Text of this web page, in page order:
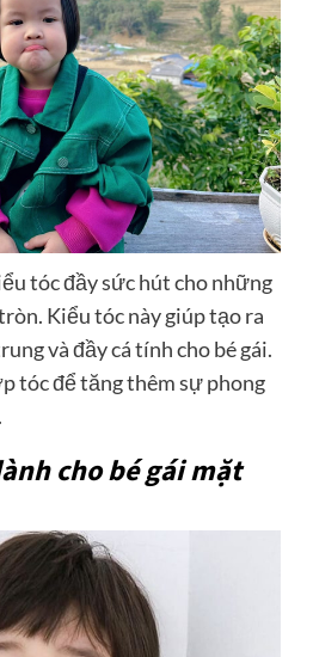
tóc đầy sức hút cho những
Kiểu tóc này giúp tạo ra
và đầy cá tính cho bé gái.
tóc để tăng thêm sự phong
cho bé gái mặt